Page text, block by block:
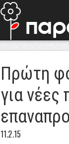
Πρώτη
για νέες
11.2.15